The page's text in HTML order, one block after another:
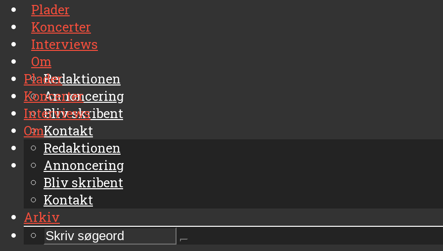
Plader
Koncerter
Interviews
Om
Redaktionen
Annoncering
Bliv skribent
Kontakt
Arkiv
Plader
Koncerter
Interviews
Om
Redaktionen
Annoncering
Bliv skribent
Kontakt
Arkiv